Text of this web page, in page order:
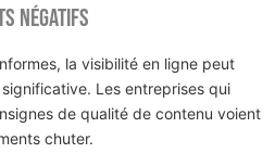
négatifs
la visibilité en ligne peut
Les entreprises qui
de qualité de contenu voient
chuter.